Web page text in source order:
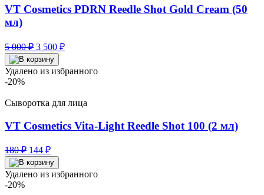
VT Cosmetics PDRN Reedle Shot Gold Cream (50
мл)
5 000₽ Первоначальная
цена
составляла
5
3 500 ₽Текущая
3
500 ₽.
Удалено из избранного
-20%
Сыворотка для лица
VT Cosmetics Vita-Light Reedle Shot 100 (2 мл)
180₽ Первоначальная
цена
составляла
144 ₽Текущая
цена:
144 ₽.
Удалено из избранного
-20%